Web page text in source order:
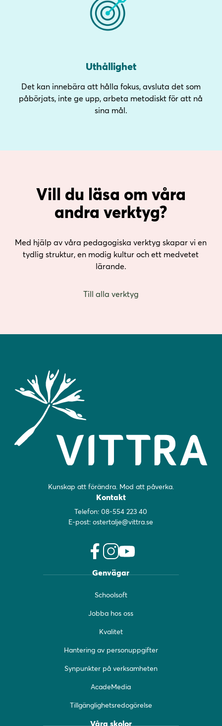
Uthållighet
Det kan innebära att hålla fokus, avsluta det som
påbörjats, inte ge upp, arbeta metodiskt för att nå
sina mål.
Vill du läsa om våra
andra verktyg?
Med hjälp av våra pedagogiska verktyg skapar vi en
tydlig struktur, en modig kultur och ett medvetet
lärande.
Till alla verktyg
Kunskap att förändra. Mod att påverka.
Kontakt
Telefon:08-554 223 40
E-post:ostertalje@vittra.se
a
e
o
(
p
n
s
i
n
t
g
a
m
ö
p
a
s
o
t
b
ö
p
a
i
n
Genvägar
Schoolsoft
Jobba hos oss
Kvalitet
Hantering av personuppgifter
Synpunkter på verksamheten
AcadeMedia
Tillgänglighetsredogörelse
Våra skolor